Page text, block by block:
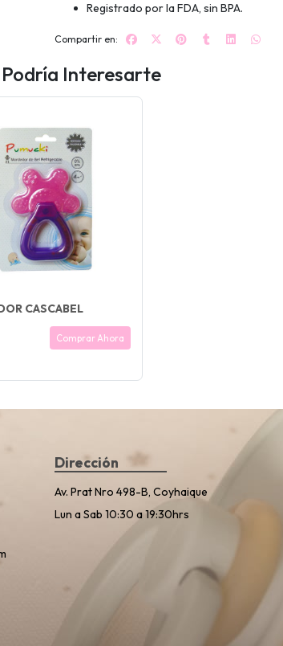
Registrado por la FDA, sin BPA.
Compartir en:
Interesarte
CASCABEL
Comprar Ahora
Dirección
Av. Prat Nro 498-B, Coyhaique
Lun a Sab 10:30 a 19:30hrs